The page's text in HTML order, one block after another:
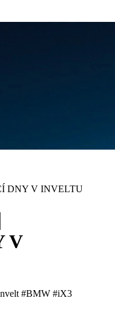
DNY V INVELTU
V
#BMW #iX3